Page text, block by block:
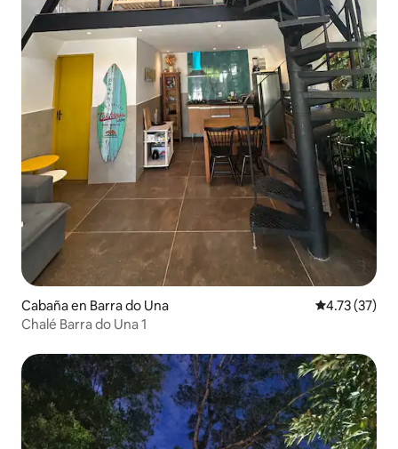
Cabaña en Barra do Una Calificación
4.73 (37)
Chalé Barra do Una 1